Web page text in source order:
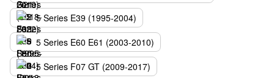
5 Series E39 (1995-2004)
5 Series E60 E61 (2003-2010)
5 Series F07 GT (2009-2017)